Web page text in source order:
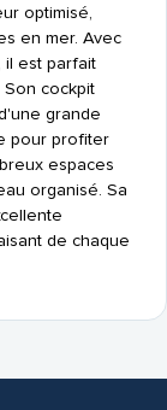
optimisé,
en mer. Avec
il est parfait
cockpit
grande
pour profiter
espaces
organisé. Sa
de chaque